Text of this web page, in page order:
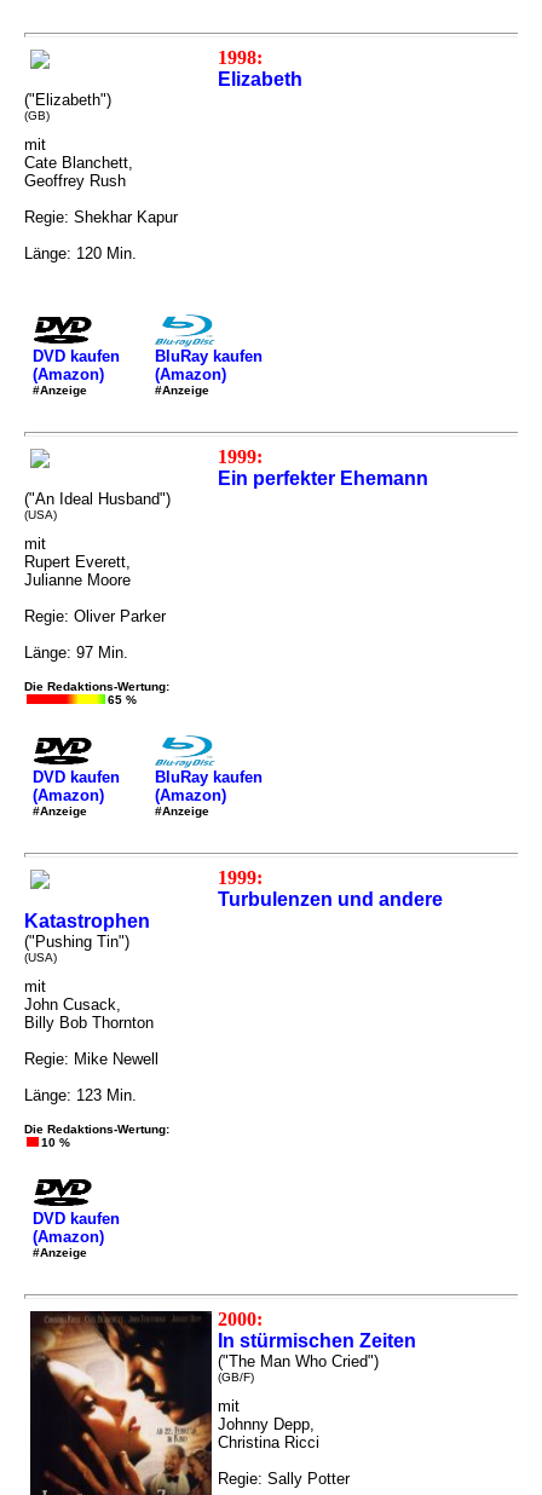
1998:
Elizabeth
("Elizabeth")
(GB)
mit
Cate Blanchett,
Geoffrey Rush
Regie: Shekhar Kapur
Länge: 120 Min.
DVD kaufen
(Amazon)
#Anzeige
BluRay kaufen
(Amazon)
#Anzeige
1999:
Ein perfekter Ehemann
("An Ideal Husband")
(USA)
mit
Rupert Everett,
Julianne Moore
Regie: Oliver Parker
Länge: 97 Min.
Die Redaktions-Wertung:
65 %
DVD kaufen
(Amazon)
#Anzeige
BluRay kaufen
(Amazon)
#Anzeige
1999:
Turbulenzen und andere
Katastrophen
("Pushing Tin")
(USA)
mit
John Cusack,
Billy Bob Thornton
Regie: Mike Newell
Länge: 123 Min.
Die Redaktions-Wertung:
10 %
DVD kaufen
(Amazon)
#Anzeige
2000:
In stürmischen Zeiten
("The Man Who Cried")
(GB/F)
mit
Johnny Depp,
Christina Ricci
Regie: Sally Potter